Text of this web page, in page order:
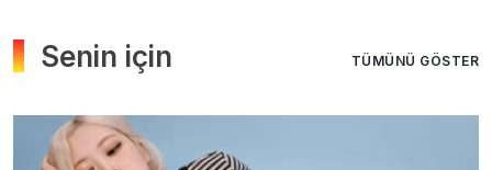
Senin için TÜMÜNÜ GÖSTER